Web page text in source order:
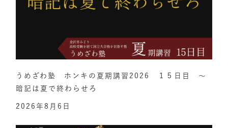
うめざわ塾 ホンキの夏期講習2026 １５日目 ～
暗記は夏で終わらせろ
2026年8月6日